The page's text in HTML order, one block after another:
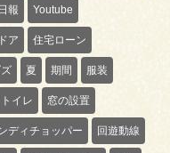
報 Youtube
ア 住宅ローン
夏 期間 服装
トイレ 窓の設置
ディチョッパー 回遊動線